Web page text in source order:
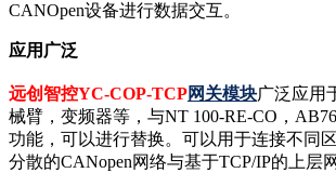
CANOpen设备进行数据交互。
应用广泛
远创智控YC-COP-TCP网关模块广泛应用
械臂，变频器等，与NT 100-RE-CO，
功能，可以进行替换。可以用于连接不同
分散的CANopen网络与基于TCP/IP的上层